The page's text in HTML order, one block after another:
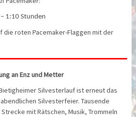
1:10 Stunden
die roten Pacemaker-Flaggen mit der
an Enz und Metter
Bietigheimer Silvesterlauf ist erneut das
Silvesterfeier. Tausende
mit Rätschen, Musik, Trommeln